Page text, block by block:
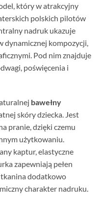
który w atrakcyjny
polskich pilotów
nadruk ukazuje
dynamicznej kompozycji,
Pod nim znajduje
poświęcenia i
bawełny
skóry dziecka. Jest
pranie, dzięki czemu
użytkowaniu.
kaptur, elastyczne
zapewniają pełen
dodatkowo
charakter nadruku.